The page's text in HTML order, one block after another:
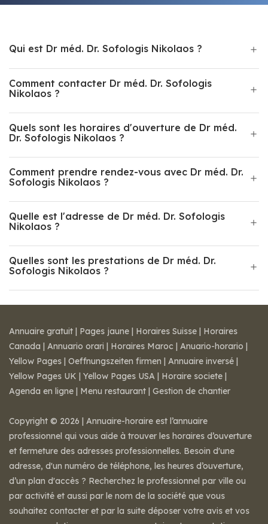
Qui est Dr méd. Dr. Sofologis Nikolaos ?
Comment contacter Dr méd. Dr. Sofologis
Nikolaos ?
Quels sont les horaires d'ouverture de Dr méd.
Dr. Sofologis Nikolaos ?
Comment prendre rendez-vous avec Dr méd. Dr.
Sofologis Nikolaos ?
Quelle est l'adresse de Dr méd. Dr. Sofologis
Nikolaos ?
Quelles sont les prestations de Dr méd. Dr.
Sofologis Nikolaos ?
Annuaire gratuit | Pages jaune | Horaires Suisse | Horaires
Canada | Annuario orari | Horaires Maroc | Anuario-horario |
Yellow Pages | Oeffnungszeiten firmen | Annuaire inversé |
Yellow Pages UK | Yellow Pages USA | Horaire societe |
Agenda en ligne | Menu restaurant | Gestion de chantier
Copyright © 2026 | Annuaire-horaire est l’annuaire
professionnel qui vous aide à trouver les horaires d’ouverture
et fermeture des adresses professionnelles. Besoin d'une
adresse, d'un numéro de téléphone, les heures d’ouverture,
d’un plan d'accès ? Recherchez le professionnel par ville ou
par activité et aussi par le nom de la société que vous
souhaitez contacter et par la suite déposer votre avis et vos